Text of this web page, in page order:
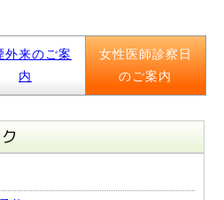
外来のご案
内
女性医師診察日
のご案内